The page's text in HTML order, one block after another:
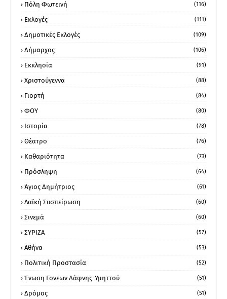
Πόλη Φωτεινή (116)
Εκλογές (111)
Δημοτικές Εκλογές (109)
Δήμαρχος (106)
Εκκλησία (91)
Χριστούγεννα (88)
Γιορτή (84)
ΦΟΥ (80)
Ιστορία (78)
Θέατρο (76)
Καθαριότητα (73)
Πρόσληψη (64)
Άγιος Δημήτριος (61)
Λαϊκή Συσπείρωση (60)
Σινεμά (60)
ΣΥΡΙΖΑ (57)
Αθήνα (53)
Πολιτική Προστασία (52)
Ένωση Γονέων Δάφνης-Υμηττού (51)
Δρόμος (51)